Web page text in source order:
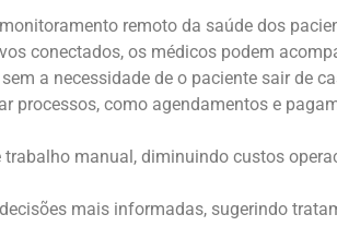
remoto da saúde dos
conectados, os médicos podem
a necessidade de o paciente sair de
processos, como agendamentos e
manual, diminuindo custos
mais informadas, sugerindo